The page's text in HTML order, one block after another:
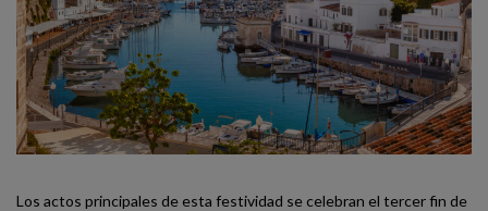
Los actos principales de esta festividad se celebran el tercer fin de